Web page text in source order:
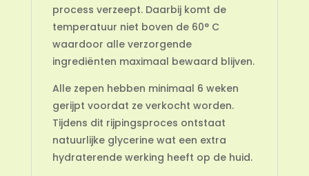
process verzeept. Daarbij komt de
temperatuur niet boven de 60° C
waardoor alle verzorgende
ingrediënten maximaal bewaard blijven.
Alle zepen hebben minimaal 6 weken
gerijpt voordat ze verkocht worden.
Tijdens dit rijpingsproces ontstaat
natuurlijke glycerine wat een extra
hydraterende werking heeft op de huid.